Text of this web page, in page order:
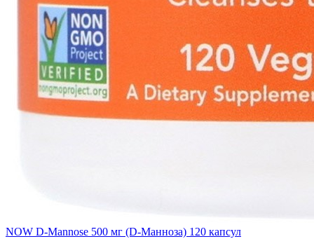
NOW D-Mannose 500 мг (D-Манноза) 120 капсул